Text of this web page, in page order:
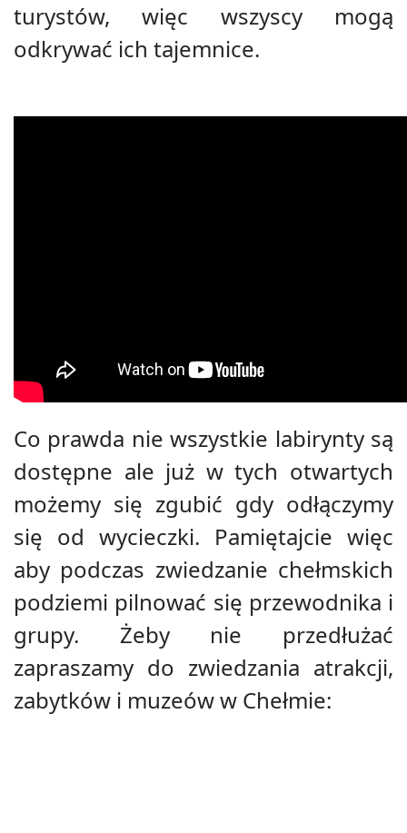
turystów, więc wszyscy mogą
odkrywać ich tajemnice.
Co prawda nie wszystkie labirynty są
dostępne ale już w tych otwartych
możemy się zgubić gdy odłączymy
się od wycieczki. Pamiętajcie więc
aby podczas zwiedzanie chełmskich
podziemi pilnować się przewodnika i
grupy. Żeby nie przedłużać
zapraszamy do zwiedzania atrakcji,
zabytków i muzeów w Chełmie: